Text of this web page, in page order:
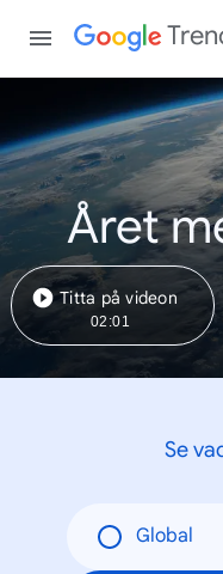
Året
Titta på videon
02:01
Se
Global